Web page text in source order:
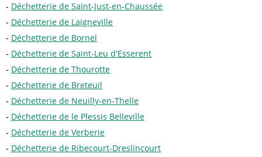
Déchetterie de Saint-Just-en-Chaussée
Déchetterie de Laigneville
Déchetterie de Bornel
Déchetterie de Saint-Leu d'Esserent
Déchetterie de Thourotte
Déchetterie de Breteuil
Déchetterie de Neuilly-en-Thelle
Déchetterie de le Plessis Belleville
Déchetterie de Verberie
Déchetterie de Ribecourt-Dreslincourt